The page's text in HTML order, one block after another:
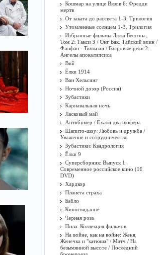
Кошмар на улице Вязов 6: Фредди
мертв
От заката до рассвета 1-3. Трилогия
Утомленные солнцем 1-3. Трилогия
Избранные фильмы Люка Бессона.
Том 2: Такси 3 / Онг Бак. Тайский воин /
Фанфан - Тюльпан / Багровые реки 2.
Ангелы апокалипсиса
Вий
Ёлки 1914
Ван Хельсинг
Ночной дозор (Россия)
Зубастики
Карнавальная ночь
Ласковый май
Антибумер / Ехали два шофера
Шапито-шоу: Любовь и дружба /
Уважение и сотрудничество
Зубастики: Квадрология
Ёлки 9
Суперсборник: Выпуск 1:
Современное российское кино (10
DVD)
Хардкор
Планета страха
Бабло
Киносвидание
Черная роза
Пила: Коллекция фильмов
На войне, как на войне: Женя,
Женечка и "катюша" / Матч / На
безымянной высоте / Последний